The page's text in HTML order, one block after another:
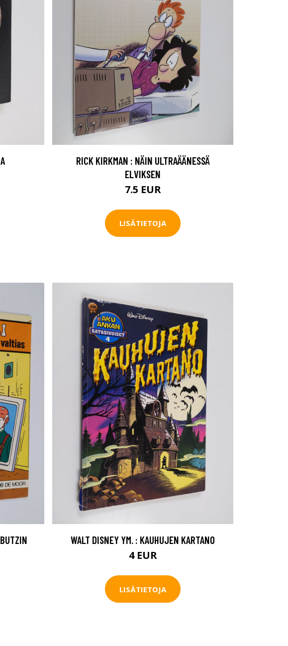
RICK KIRKMAN : NÄIN ULTRAÄÄNESSÄ
ELVIKSEN
7.5 EUR
LISÄTIETOJA
WALT DISNEY YM. : KAUHUJEN KARTANO
4 EUR
LISÄTIETOJA